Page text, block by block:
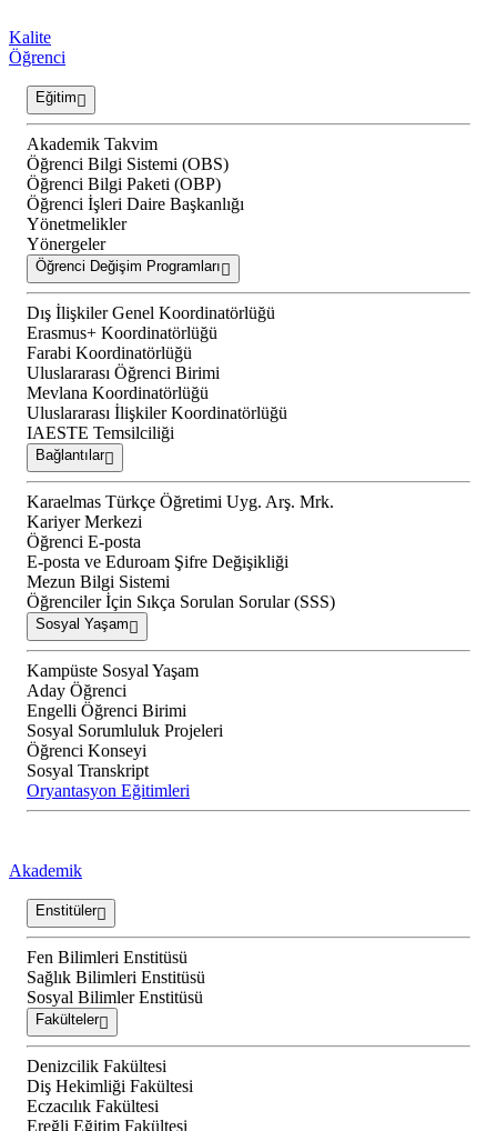
Kalite
Öğrenci
Eğitim
Akademik Takvim
Öğrenci Bilgi Sistemi (OBS)
Öğrenci Bilgi Paketi (OBP)
Öğrenci İşleri Daire Başkanlığı
Yönetmelikler
Yönergeler
Öğrenci Değişim Programları
Dış İlişkiler Genel Koordinatörlüğü
Erasmus+ Koordinatörlüğü
Farabi Koordinatörlüğü
Uluslararası Öğrenci Birimi
Mevlana Koordinatörlüğü
Uluslararası İlişkiler Koordinatörlüğü
IAESTE Temsilciliği
Bağlantılar
Karaelmas Türkçe Öğretimi Uyg. Arş. Mrk.
Kariyer Merkezi
Öğrenci E-posta
E-posta ve Eduroam Şifre Değişikliği
Mezun Bilgi Sistemi
Öğrenciler İçin Sıkça Sorulan Sorular (SSS)
Sosyal Yaşam
Kampüste Sosyal Yaşam
Aday Öğrenci
Engelli Öğrenci Birimi
Sosyal Sorumluluk Projeleri
Öğrenci Konseyi
Sosyal Transkript
Oryantasyon Eğitimleri
Akademik
Enstitüler
Fen Bilimleri Enstitüsü
Sağlık Bilimleri Enstitüsü
Sosyal Bilimler Enstitüsü
Fakülteler
Denizcilik Fakültesi
Diş Hekimliği Fakültesi
Eczacılık Fakültesi
Ereğli Eğitim Fakültesi